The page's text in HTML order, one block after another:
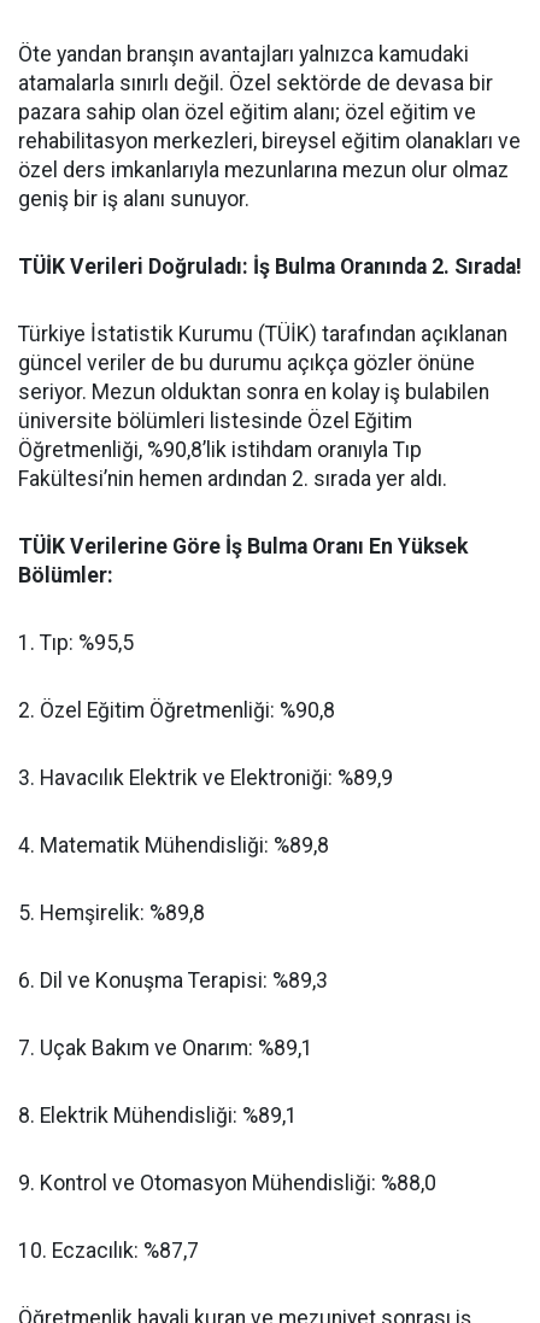
​Öte yandan branşın avantajları yalnızca kamudaki
atamalarla sınırlı değil. Özel sektörde de devasa bir
pazara sahip olan özel eğitim alanı; özel eğitim ve
rehabilitasyon merkezleri, bireysel eğitim olanakları ve
özel ders imkanlarıyla mezunlarına mezun olur olmaz
geniş bir iş alanı sunuyor.
​TÜİK Verileri Doğruladı: İş Bulma Oranında 2. Sırada!
​Türkiye İstatistik Kurumu (TÜİK) tarafından açıklanan
güncel veriler de bu durumu açıkça gözler önüne
seriyor. Mezun olduktan sonra en kolay iş bulabilen
üniversite bölümleri listesinde Özel Eğitim
Öğretmenliği, %90,8’lik istihdam oranıyla Tıp
Fakültesi’nin hemen ardından 2. sırada yer aldı.
​TÜİK Verilerine Göre İş Bulma Oranı En Yüksek
Bölümler:
​1. Tıp: %95,5
​2. Özel Eğitim Öğretmenliği: %90,8
​3. Havacılık Elektrik ve Elektroniği: %89,9
​4. Matematik Mühendisliği: %89,8
​5. Hemşirelik: %89,8
​6. Dil ve Konuşma Terapisi: %89,3
​7. Uçak Bakım ve Onarım: %89,1
​8. Elektrik Mühendisliği: %89,1
​9. Kontrol ve Otomasyon Mühendisliği: %88,0
​10. Eczacılık: %87,7
​Öğretmenlik hayali kuran ve mezuniyet sonrası iş